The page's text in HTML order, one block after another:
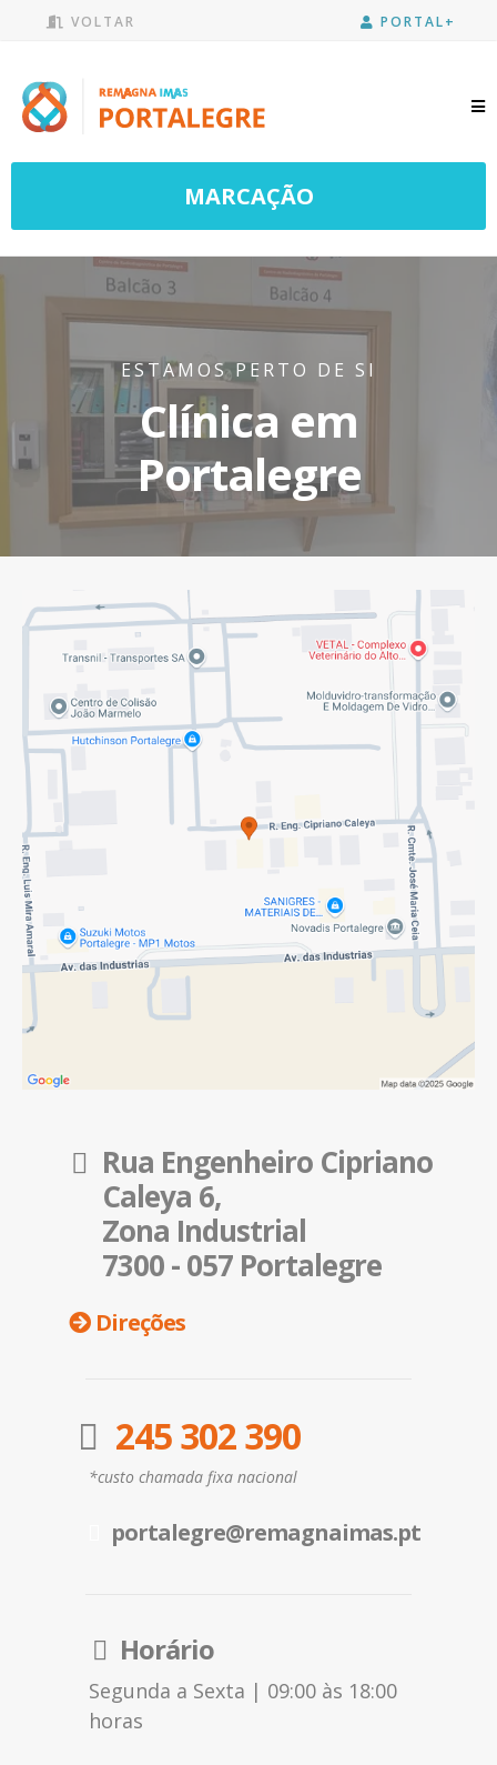
VOLTAR PORTAL+
MARCAÇÃO
ESTAMOS PERTO DE SI
Clínica em
Portalegre
Rua Engenheiro Cipriano
Caleya 6,
Zona Industrial
7300 - 057 Portalegre
Direções
245 302 390
*custo chamada fixa nacional
portalegre@remagnaimas.pt
Horário
Segunda a Sexta | 09:00 às 18:00
horas